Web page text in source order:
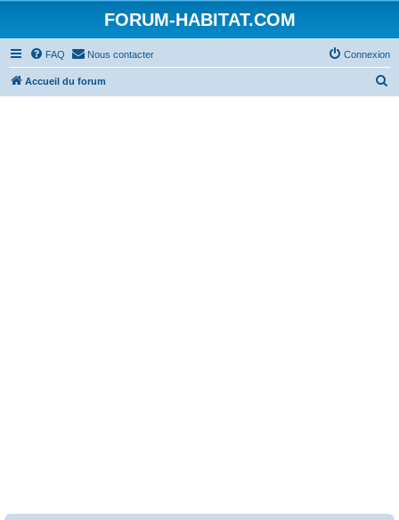
FORUM-HABITAT.COM
FAQ Nous contacter Connexion
Accueil du forum